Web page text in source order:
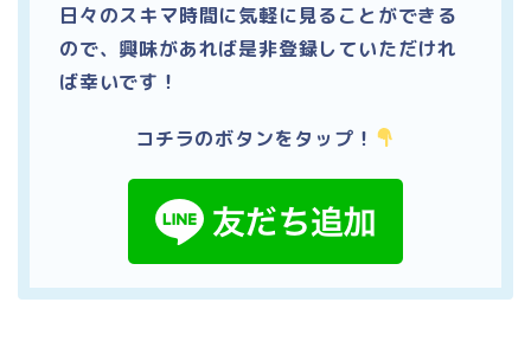
日々のスキマ時間に気軽に見ることができる
ので、興味があれば是非登録していただけれ
ば幸いです！
コチラのボタンをタップ！